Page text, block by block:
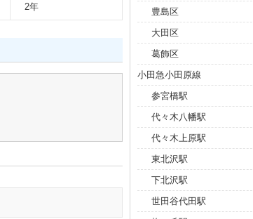
2年
豊島区
大田区
葛飾区
小田急小田原線
参宮橋駅
代々木八幡駅
代々木上原駅
東北沢駅
下北沢駅
世田谷代田駅